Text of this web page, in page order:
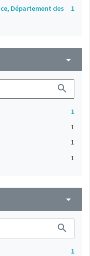
Département des
1
arrow_drop_down
search
1
1
1
1
arrow_drop_down
search
1